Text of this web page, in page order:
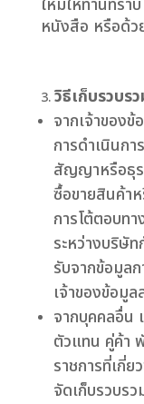
ใหม่ให้ท่านทรา
หนังสือ หรือด้ว
วิธีเก็บรวบร
จากเจ้าของ
การดำเนินก
สัญญาหรือธุร
ซื้อขายสินค้า
การโต้ตอบท
ระหว่างบริษั
รับจากข้อมูลก
เจ้าของข้อมู
จากบุคคลอื่น
ตัวแทน คู่ค้า
ราชการที่เกี่
จัดเก็บรวบร